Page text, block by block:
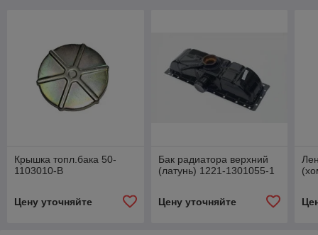
Крышка топл.бака 50-
1103010-В
Цену уточняйте
Бак радиатора верхний
(латунь) 1221-1301055-1
Цену уточняйте